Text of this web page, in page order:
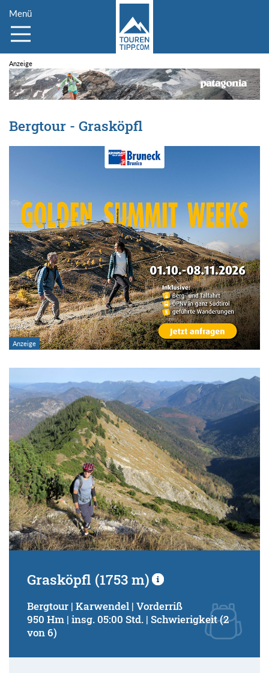
Menü
Bergtour - Grasköpfl
Grasköpfl (1753 m)
Bergtour | Karwendel | Vorderriß
950 Hm | insg. 05:00 Std. | Schwierigkeit (2
von 6)